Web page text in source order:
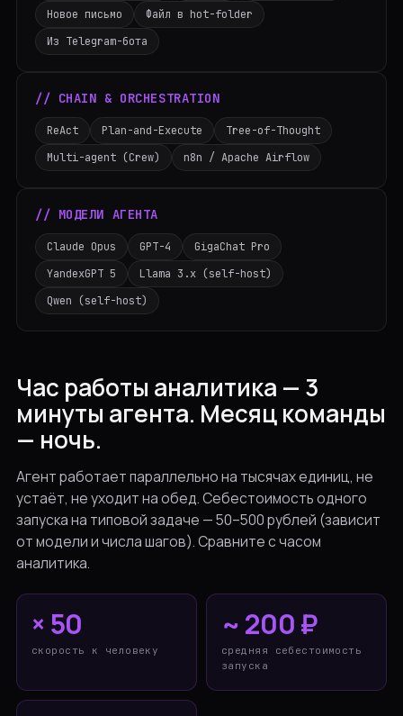
Новое письмо
Файл в hot-folder
Из Telegram-бота
// CHAIN & ORCHESTRATION
ReAct Plan-and-Execute
Tree-of-Thought
Multi-agent (Crew)
n8n / Apache Airflow
// МОДЕЛИ АГЕНТА
Claude Opus GPT-4
GigaChat Pro
YandexGPT 5
Llama 3.x (self-host)
Qwen (self-host)
Час работы аналитика — 3
минуты агента. Месяц команды
— ночь.
Агент работает параллельно на тысячах единиц, не
устаёт, не уходит на обед. Себестоимость одного
запуска на типовой задаче — 50–500 рублей (зависит
от модели и числа шагов). Сравните с часом
аналитика.
× 50
скорость к человеку
~ 200 ₽
средняя себестоимость
запуска